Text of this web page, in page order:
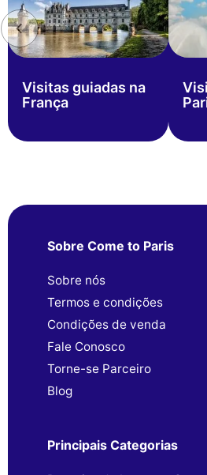
Visitas guiadas na
França
Sobre Come to Paris
Sobre nós
Termos e condições
Condições de venda
Fale Conosco
Torne-se Parceiro
Blog
Principais Categorias